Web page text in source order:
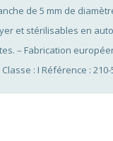
de 5 mm de
et stérilisables en
– Fabrication
: I Référence : 210-